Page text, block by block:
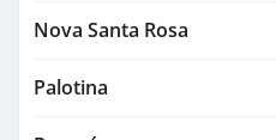
Nova Santa Rosa
Palotina